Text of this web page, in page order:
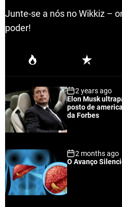
Junte-se a nós no Wikkiz –
poder!
P
u
a
r
R
e
n
t
2 years ago
Elon Musk
posto de
da Forbes
2 months ago
O Avanço